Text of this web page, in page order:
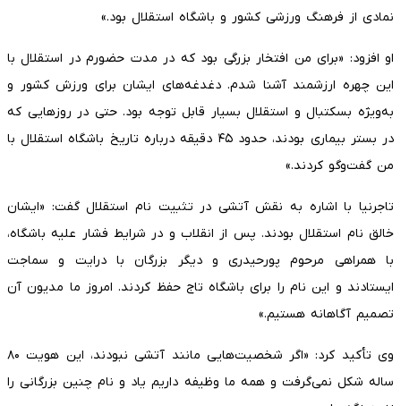
نمادی از فرهنگ ورزشی کشور و باشگاه استقلال بود.»
او افزود: «برای من افتخار بزرگی بود که در مدت حضورم در استقلال با
این چهره ارزشمند آشنا شدم. دغدغه‌های ایشان برای ورزش کشور و
به‌ویژه بسکتبال و استقلال بسیار قابل توجه بود. حتی در روزهایی که
در بستر بیماری بودند، حدود ۴۵ دقیقه درباره تاریخ باشگاه استقلال با
من گفت‌وگو کردند.»
تاجرنیا با اشاره به نقش آتشی در تثبیت نام استقلال گفت: «ایشان
خالق نام استقلال بودند. پس از انقلاب و در شرایط فشار علیه باشگاه،
با همراهی مرحوم پورحیدری و دیگر بزرگان با درایت و سماجت
ایستادند و این نام را برای باشگاه تاج حفظ کردند. امروز ما مدیون آن
تصمیم آگاهانه هستیم.»
وی تأکید کرد: «اگر شخصیت‌هایی مانند آتشی نبودند، این هویت ۸۰
ساله شکل نمی‌گرفت و همه ما وظیفه داریم یاد و نام چنین بزرگانى را